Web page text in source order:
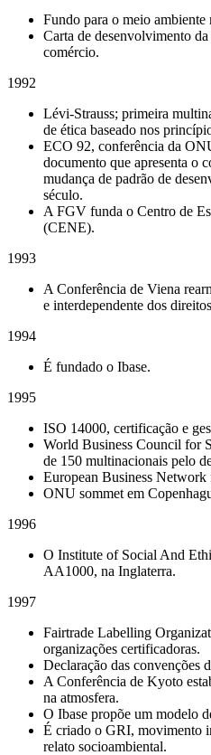
Fundo para o meio ambiente
Carta de desenvolvimento
comércio.
1992
Lévi-Strauss; primeira
de ética baseado nos
ECO 92, conferência da
documento que apresenta o
mudança de padrão de
século.
A FGV funda o Centro de
(CENE).
1993
A Conferência de Viena
e interdependente dos
1994
É fundado o Ibase.
1995
ISO 14000, certificação e
World Business Council for
de 150 multinacionais pelo
European Business Network
ONU sommet em
1996
O Institute of Social And
AA1000, na Inglaterra.
1997
Fairtrade Labelling
organizações certificadoras.
Declaração das convenções
A Conferência de Kyoto
na atmosfera.
O Ibase propõe um modelo
É criado o GRI, movimento
relato socioambiental.